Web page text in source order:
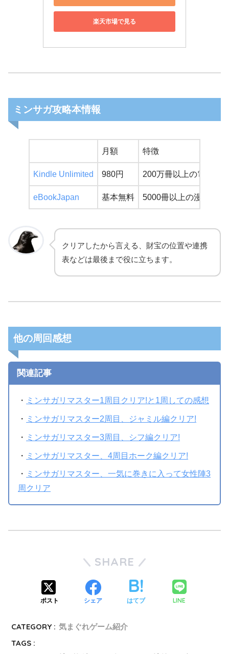
楽天市場で見る
ミンサガ攻略本情報
月額 特徴
Kindle Unlimited 980円 200万冊以上の電子書
eBookJapan 基本無料 5000冊以上の漫画が無
クリアしたから言える、財宝の位置や連携
表などは最後まで役に立ちます。
他の周回感想
関連記事
・ ミンサガリマスター1周目クリア!と1周しての感想
・ ミンサガリマスター2周目、ジャミル編クリア!
・ ミンサガリマスター3周目、シフ編クリア!
・ ミンサガリマスター、4周目ホーク編クリア!
・ ミンサガリマスター、一気に巻きに入って女性陣3
周クリア
SHARE
ポスト シェア はてブ LINE
CATEGORY : 気まぐれゲーム紹介
TAGS :